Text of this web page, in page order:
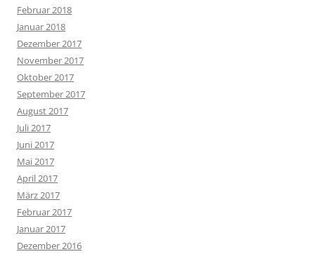
Februar 2018
Januar 2018
Dezember 2017
November 2017
Oktober 2017
September 2017
August 2017
Juli 2017
Juni 2017
Mai 2017
April 2017
März 2017
Februar 2017
Januar 2017
Dezember 2016